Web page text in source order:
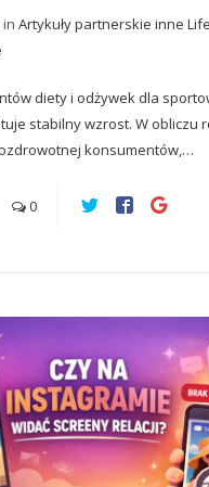
in Artykuły partnerskie inne
diety i odżywek dla
stabilny wzrost. W obliczu
konsumentów,…
0